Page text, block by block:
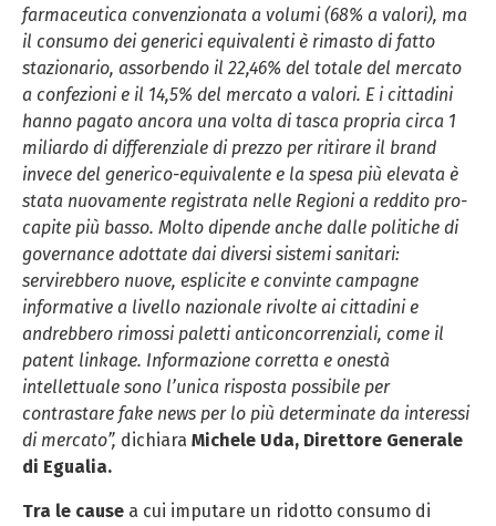
farmaceutica convenzionata a volumi (68% a valori), ma
il consumo dei generici equivalenti è rimasto di fatto
stazionario, assorbendo il 22,46% del totale del mercato
a confezioni e il 14,5% del mercato a valori. E i cittadini
hanno pagato ancora una volta di tasca propria circa 1
miliardo di differenziale di prezzo per ritirare il brand
invece del generico-equivalente e la spesa più elevata è
stata nuovamente registrata nelle Regioni a reddito pro-
capite più basso. Molto dipende anche dalle politiche di
governance adottate dai diversi sistemi sanitari:
servirebbero nuove, esplicite e convinte campagne
informative a livello nazionale rivolte ai cittadini e
andrebbero rimossi paletti anticoncorrenziali, come il
patent linkage. Informazione corretta e onestà
intellettuale sono l’unica risposta possibile per
contrastare fake news per lo più determinate da interessi
di mercato”, dichiara Michele Uda, Direttore Generale
di Egualia.
Tra le cause a cui imputare un ridotto consumo di